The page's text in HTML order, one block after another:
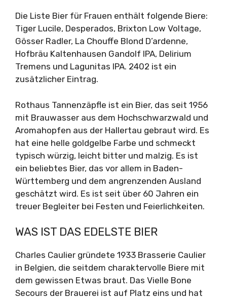
Die Liste Bier für Frauen enthält folgende Biere:
Tiger Lucile, Desperados, Brixton Low Voltage,
Gösser Radler, La Chouffe Blond D’ardenne,
Hofbräu Kaltenhausen Gandolf IPA, Delirium
Tremens und Lagunitas IPA. 2402 ist ein
zusätzlicher Eintrag.
Rothaus Tannenzäpfle ist ein Bier, das seit 1956
mit Brauwasser aus dem Hochschwarzwald und
Aromahopfen aus der Hallertau gebraut wird. Es
hat eine helle goldgelbe Farbe und schmeckt
typisch würzig, leicht bitter und malzig. Es ist
ein beliebtes Bier, das vor allem in Baden-
Württemberg und dem angrenzenden Ausland
geschätzt wird. Es ist seit über 60 Jahren ein
treuer Begleiter bei Festen und Feierlichkeiten.
WAS IST DAS EDELSTE BIER
Charles Caulier gründete 1933 Brasserie Caulier
in Belgien, die seitdem charaktervolle Biere mit
dem gewissen Etwas braut. Das Vielle Bone
Secours der Brauerei ist auf Platz eins und hat